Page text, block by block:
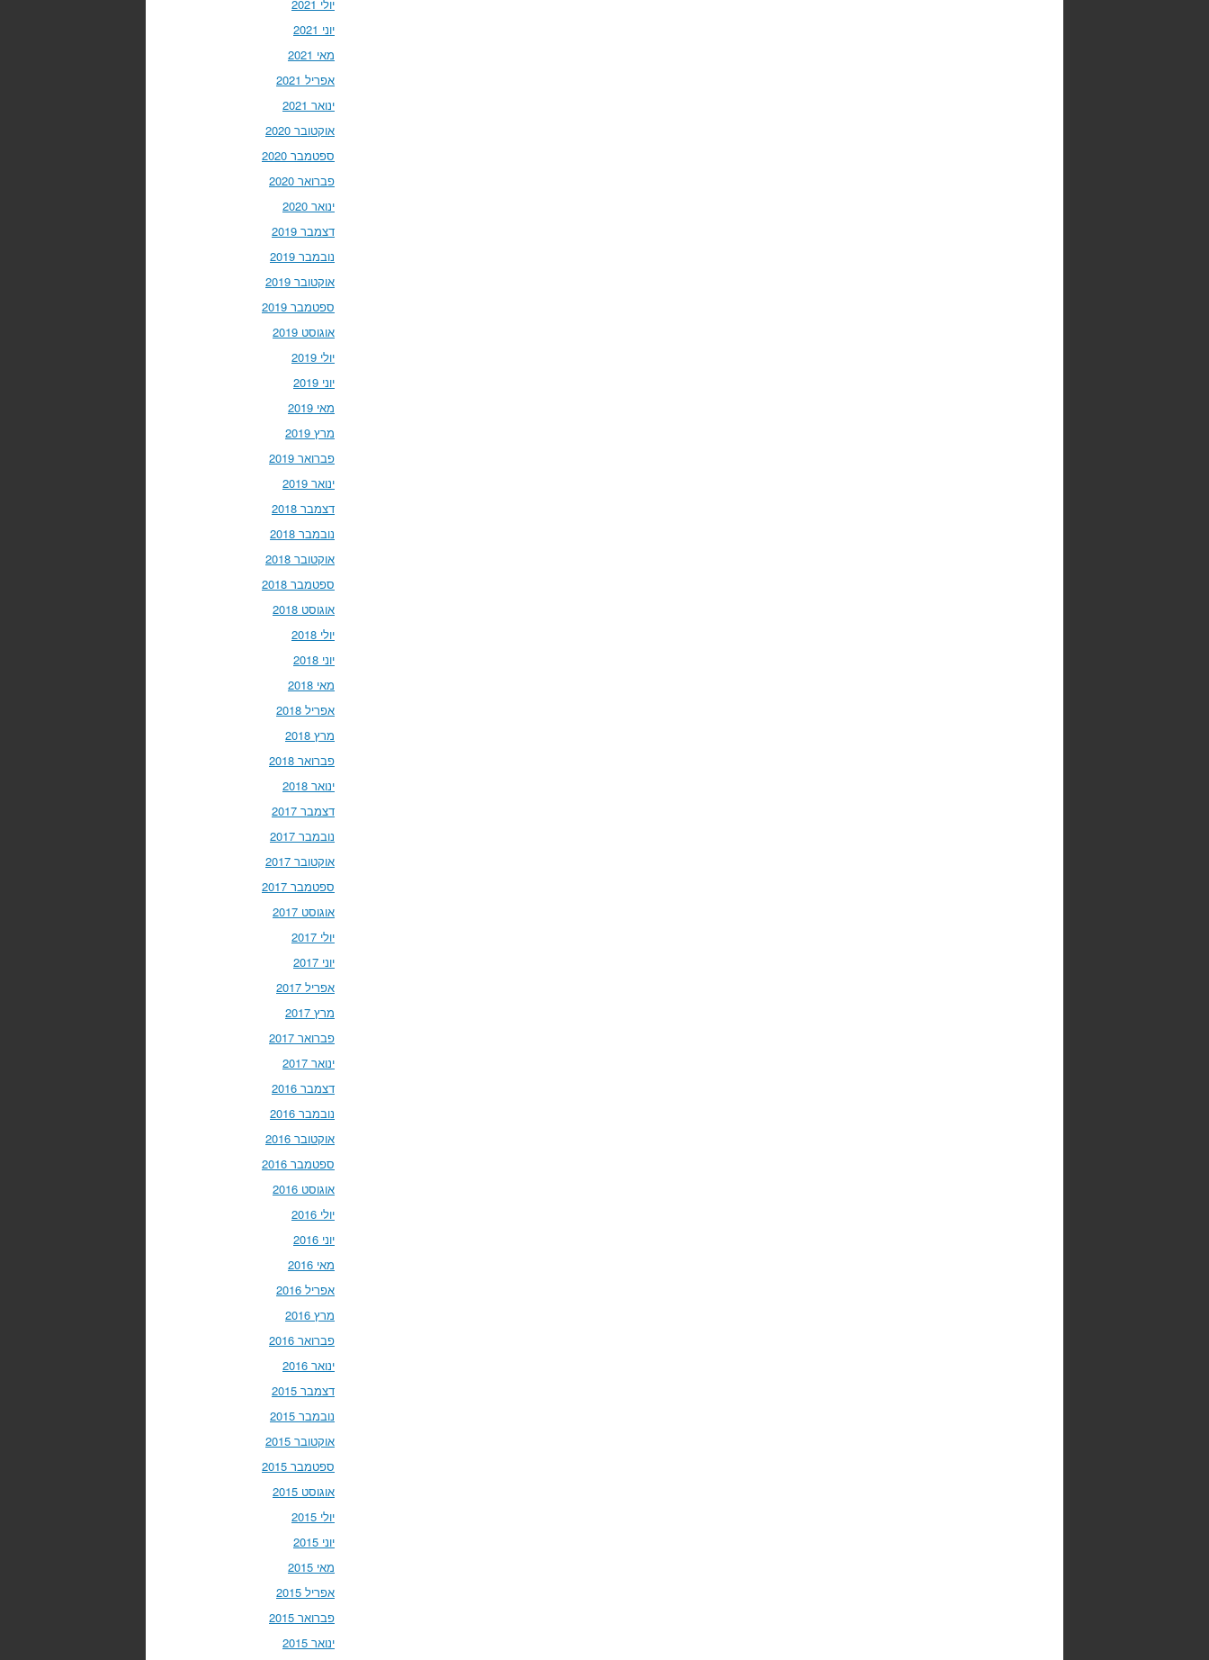
יולי 2021
יוני 2021
מאי 2021
אפריל 2021
ינואר 2021
אוקטובר 2020
ספטמבר 2020
פברואר 2020
ינואר 2020
דצמבר 2019
נובמבר 2019
אוקטובר 2019
ספטמבר 2019
אוגוסט 2019
יולי 2019
יוני 2019
מאי 2019
מרץ 2019
פברואר 2019
ינואר 2019
דצמבר 2018
נובמבר 2018
אוקטובר 2018
ספטמבר 2018
אוגוסט 2018
יולי 2018
יוני 2018
מאי 2018
אפריל 2018
מרץ 2018
פברואר 2018
ינואר 2018
דצמבר 2017
נובמבר 2017
אוקטובר 2017
ספטמבר 2017
אוגוסט 2017
יולי 2017
יוני 2017
אפריל 2017
מרץ 2017
פברואר 2017
ינואר 2017
דצמבר 2016
נובמבר 2016
אוקטובר 2016
ספטמבר 2016
אוגוסט 2016
יולי 2016
יוני 2016
מאי 2016
אפריל 2016
מרץ 2016
פברואר 2016
ינואר 2016
דצמבר 2015
נובמבר 2015
אוקטובר 2015
ספטמבר 2015
אוגוסט 2015
יולי 2015
יוני 2015
מאי 2015
אפריל 2015
פברואר 2015
ינואר 2015